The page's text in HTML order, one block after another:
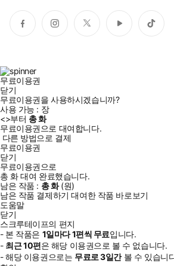
페
이
인
스
트
위
유
튜
틱
톡
무료이용권
닫기
무료이용권을 사용하시겠습니까?
사용 가능 : 장
<>부터 총화
무료이용권으로 대여합니다.
다른 방법으로 결제
무료이용권
닫기
무료이용권으로
총 화대여 완료했습니다.
남은 작품 : 총화(원)
남은 작품 결제하기 대여한 작품 바로보기
도움말
닫기
스크루테이프의 편지
- 본 작품은 1일마다1편씩 무료입니다.
- 최근10편은 해당 이용권으로 볼 수 없습니다.
- 해당 이용권으로는 무료로3일간볼 수 있습니